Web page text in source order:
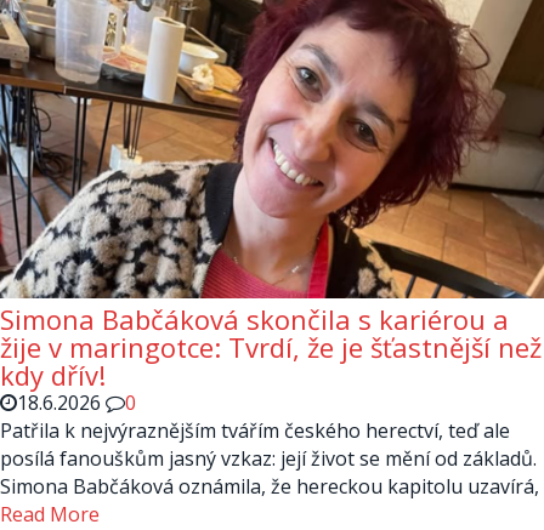
Simona Babčáková skončila s kariérou a
žije v maringotce: Tvrdí, že je šťastnější než
kdy dřív!
18.6.2026
0
Patřila k nejvýraznějším tvářím českého herectví, teď ale
posílá fanouškům jasný vzkaz: její život se mění od základů.
Simona Babčáková oznámila, že hereckou kapitolu uzavírá,
Read More